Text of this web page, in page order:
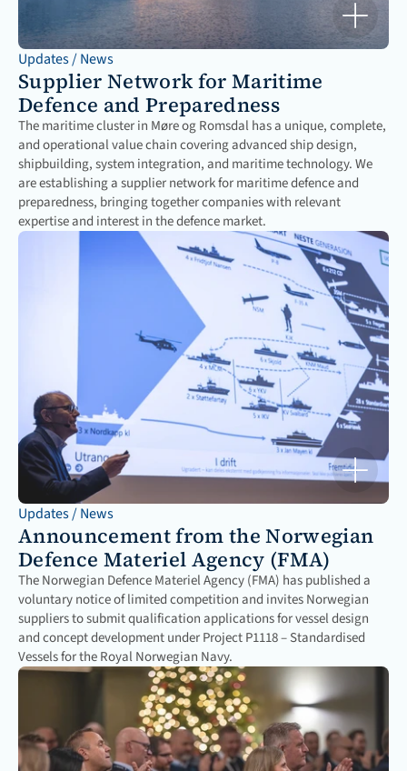
Updates / News
Supplier Network for Maritime
Defence and Preparedness
The maritime cluster in Møre og Romsdal has a unique, complete,
and operational value chain covering advanced ship design,
shipbuilding, system integration, and maritime technology. We
are establishing a supplier network for maritime defence and
preparedness, bringing together companies with relevant
expertise and interest in the defence market.
Updates / News
Announcement from the Norwegian
Defence Materiel Agency (FMA)
The Norwegian Defence Materiel Agency (FMA) has published a
voluntary notice of limited competition and invites Norwegian
suppliers to submit qualification applications for vessel design
and concept development under Project P1118 – Standardised